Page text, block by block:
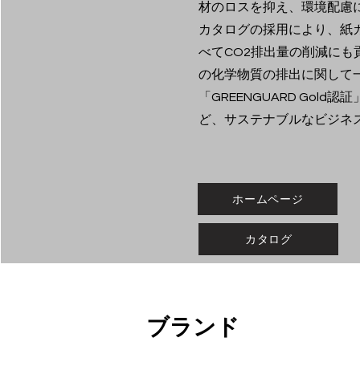
材のロスを抑え、環境配慮
カタログの採用により、紙
べてCO2排出量の削減にも
の化学物質の排出に関して
「GREENGUARD Gold認
ど、サステナブルなビジネ
ホームページ
カタログ
ブランド